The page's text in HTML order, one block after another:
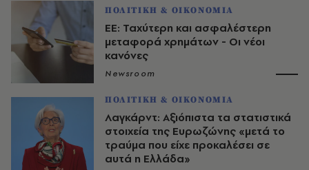
ΠΟΛΙΤΙΚΗ & ΟΙΚΟΝΟΜΙΑ
ΕΕ: Ταχύτερη και ασφαλέστερη
μεταφορά χρημάτων - Οι νέοι
κανόνες
Newsroom
ΠΟΛΙΤΙΚΗ & ΟΙΚΟΝΟΜΙΑ
Λαγκάρντ: Αξιόπιστα τα στατιστικά
στοιχεία της Ευρωζώνης «μετά το
τραύμα που είχε προκαλέσει σε
αυτά η Ελλάδα»